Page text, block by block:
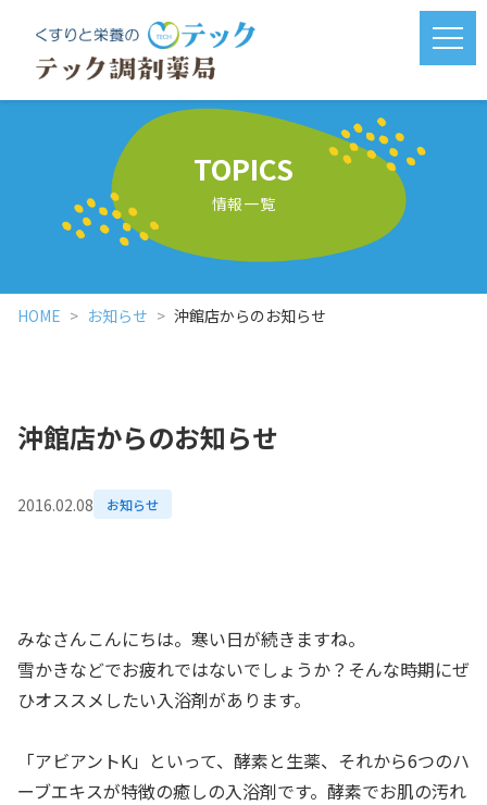
メニ
TOPICS
情報一覧
HOME お知らせ 沖館店からのお知らせ
沖館店からのお知らせ
2016.02.08 お知らせ
みなさんこんにちは。寒い日が続きますね。
雪かきなどでお疲れではないでしょうか？そんな時期にぜ
ひオススメしたい入浴剤があります。
「アビアントK」といって、酵素と生薬、それから6つのハ
ーブエキスが特徴の癒しの入浴剤です。酵素でお肌の汚れ